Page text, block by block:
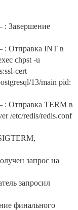
: Завершение
: Отправка INT в
chpst -u
cert
13/main pid:
: Отправка TERM в
/etc/redis/redis.conf
запрос на
запросил
финального